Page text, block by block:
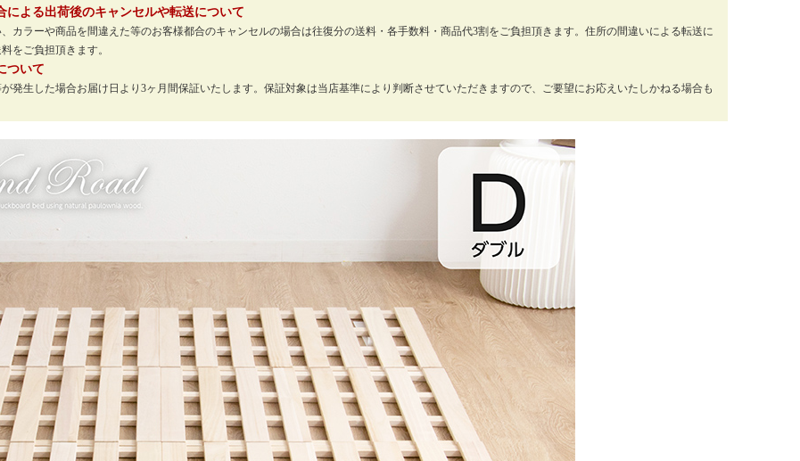
による出荷後のキャンセルや転送について
カラーや商品を間違えた等のお客様都合のキャンセルの場合は往復分の送料・各手数料・商品代3割をご負担頂きます。住所の間違いによる転送に
をご負担頂きます。
ついて
発生した場合お届け日より3ヶ月間保証いたします。保証対象は当店基準により判断させていただきますので、ご要望にお応えいたしかねる場合も